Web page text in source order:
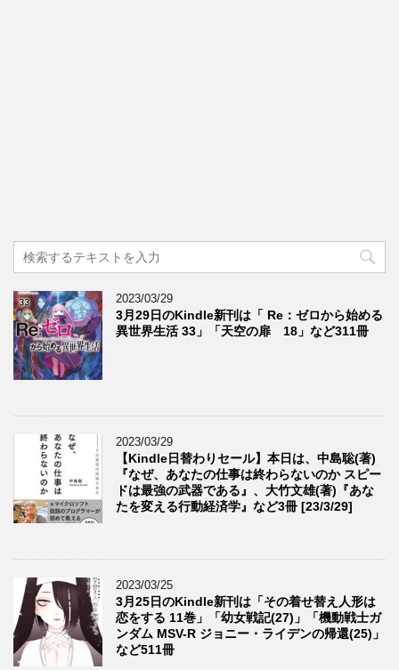
2023/03/29
3月29日のKindle新刊は「 Re：ゼロから始める
異世界生活 33」「天空の扉 18」など311冊
2023/03/29
【Kindle日替わりセール】本日は、中島聡(著)
『なぜ、あなたの仕事は終わらないのか スピー
ドは最強の武器である』、大竹文雄(著)『あな
たを変える行動経済学』など3冊 [23/3/29]
2023/03/25
3月25日のKindle新刊は「その着せ替え人形は
恋をする 11巻」「幼女戦記(27)」「機動戦士ガ
ンダム MSV-R ジョニー・ライデンの帰還(25)」
など511冊